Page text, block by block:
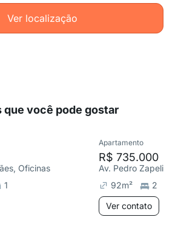
Ver localização
que você pode gostar
Oficinas
1
Apartamento
R$ 735.000
Av. Pedro Zapelini,
92m² 2
Ver contato